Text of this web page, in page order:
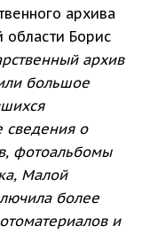
архива
Борис
архив
большое
сведения о
фотоальбомы
Малой
более
и